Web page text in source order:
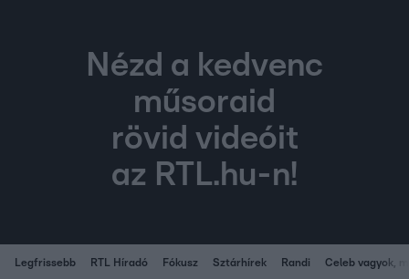
Nézd a kedvenc
műsoraid
rövid videóit
az RTL.hu-n!
Legfrissebb RTL Híradó Fókusz Sztárhírek Randi Celeb vagyok,